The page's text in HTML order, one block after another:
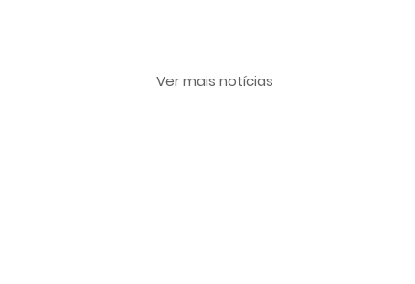
Ver mais notícias